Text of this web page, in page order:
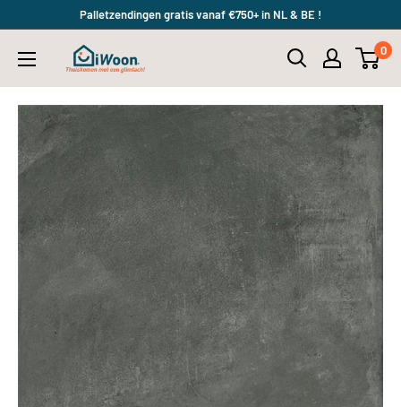
content
Palletzendingen gratis vanaf €750+ in NL & BE !
iWoon.nl 0